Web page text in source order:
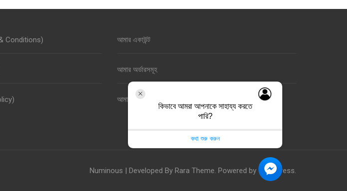
& Conditions) আমার একাউন্ট
আমার অর্ডারসমূহ
আমার ওয়ালেট
Numinous | Developed By Rara Theme. Powered by WordPress.
কিভাবে আমরা আপনাকে সাহায্য করতে
পারি?
কথা শুরু করুন